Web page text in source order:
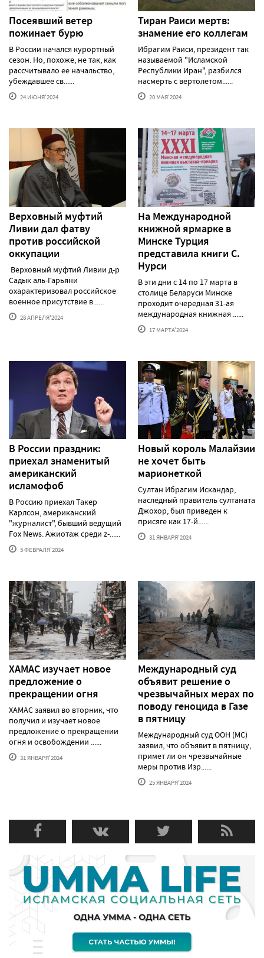
Посеявший ветер
пожинает бурю
В России начался курортный
сезон. Но, похоже, не так, как
рассчитывало ее начальство,
убеждавшее св......
24 ИЮНЯ'2024
Тиран Раиси мертв:
знамение его коллегам
Ибрагим Раиси, президент так
называемой "Исламской
Республики Иран", разбился
насмерть с вертолетом......
20 МАЯ'2024
Верховный муфтий
Ливии дал фатву
против российской
оккупации
Верховный муфтий Ливии д-р
Садык аль-Гарьяни
охарактеризовал российское
военное присутствие в......
28 АПРЕЛЯ'2024
На Международной
книжной ярмарке в
Минске Турция
представила книги С.
Нурси
В эти дни с 14 по 17 марта в
столице Беларуси Минске
проходит очередная 31-ая
международная книжная ......
17 МАРТА'2024
В России праздник:
приехал знаменитый
американский
исламофоб
В Россию приехал Такер
Карлсон, американский
"журналист", бывший ведущий
Fox News. Ажиотаж среди z-......
5 ФЕВРАЛЯ'2024
Новый король Малайзии
не хочет быть
марионеткой
Султан Ибрагим Искандар,
наследный правитель султаната
Джохор, был приведен к
присяге как 17-й......
31 ЯНВАРЯ'2024
ХАМАС изучает новое
предложение о
прекращении огня
ХАМАС заявил во вторник, что
получил и изучает новое
предложение о прекращении
огня и освобождении ......
31 ЯНВАРЯ'2024
Международный суд
объявит решение о
чрезвычайных мерах по
поводу геноцида в Газе
в пятницу
Международный суд ООН (МС)
заявил, что объявит в пятницу,
примет ли он чрезвычайные
меры против Изр......
25 ЯНВАРЯ'2024